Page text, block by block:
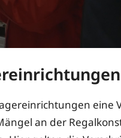
eine
an der